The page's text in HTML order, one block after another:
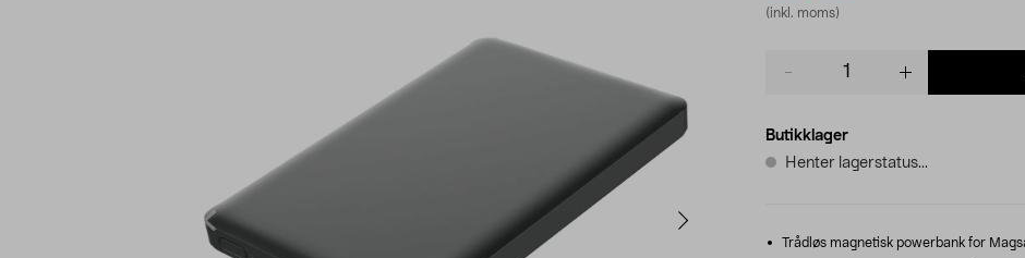
(inkl. moms)
Butikklager
Henter lagerstatus...
Trådløs magnetisk powerbank for